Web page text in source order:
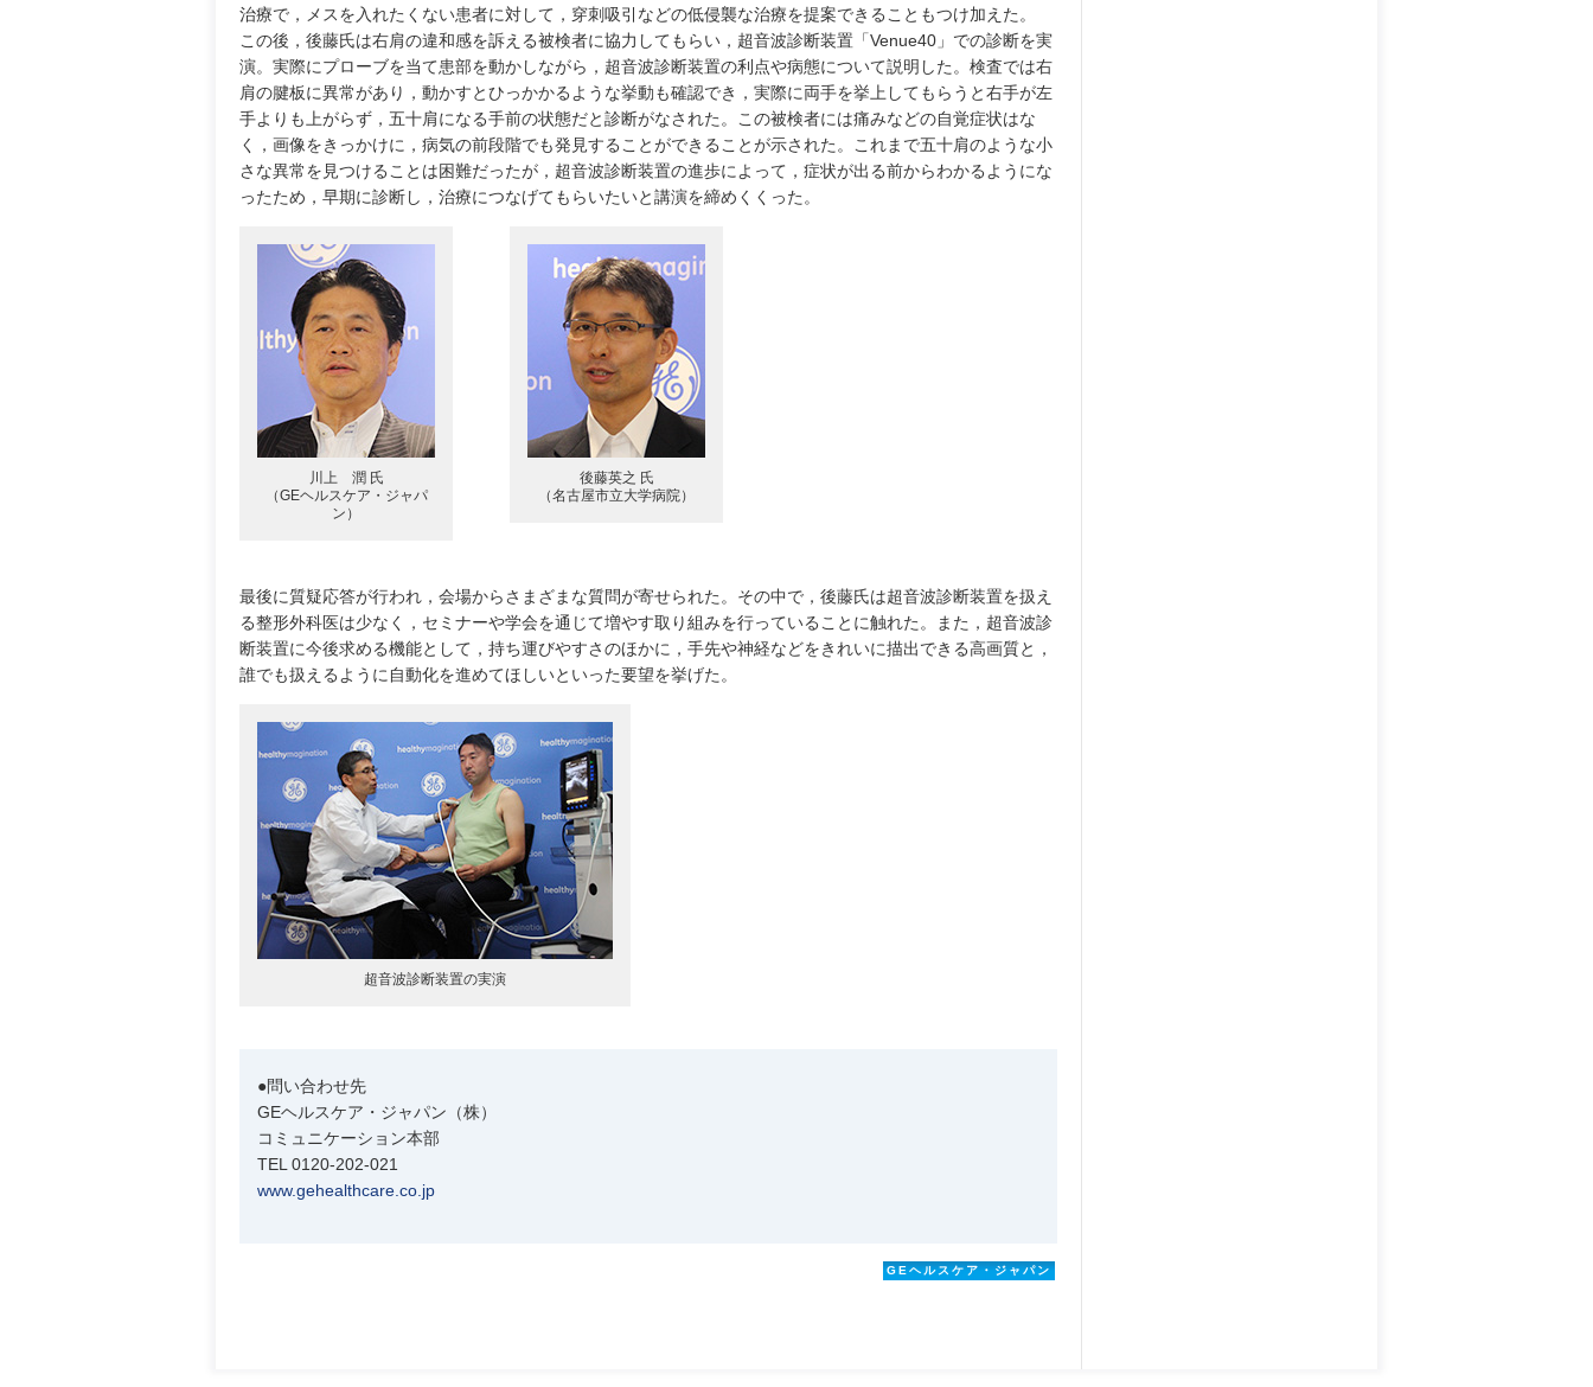
治療で，メスを入れたくない患者に対して，穿刺吸引などの低侵襲な治療を提案できることもつけ加えた。
この後，後藤氏は右肩の違和感を訴える被検者に協力してもらい，超音波診断装置「Venue40」での診断を実
演。実際にプローブを当て患部を動かしながら，超音波診断装置の利点や病態について説明した。検査では右
肩の腱板に異常があり，動かすとひっかかるような挙動も確認でき，実際に両手を挙上してもらうと右手が左
手よりも上がらず，五十肩になる手前の状態だと診断がなされた。この被検者には痛みなどの自覚症状はな
く，画像をきっかけに，病気の前段階でも発見することができることが示された。これまで五十肩のような小
さな異常を見つけることは困難だったが，超音波診断装置の進歩によって，症状が出る前からわかるようにな
ったため，早期に診断し，治療につなげてもらいたいと講演を締めくくった。
川上 潤 氏
（GEヘルスケア・ジャパ
ン）
後藤英之 氏
（名古屋市立大学病院）
最後に質疑応答が行われ，会場からさまざまな質問が寄せられた。その中で，後藤氏は超音波診断装置を扱え
る整形外科医は少なく，セミナーや学会を通じて増やす取り組みを行っていることに触れた。また，超音波診
断装置に今後求める機能として，持ち運びやすさのほかに，手先や神経などをきれいに描出できる高画質と，
誰でも扱えるように自動化を進めてほしいといった要望を挙げた。
超音波診断装置の実演
●問い合わせ先
GEヘルスケア・ジャパン（株）
コミュニケーション本部
TEL 0120-202-021
www.gehealthcare.co.jp
GEヘルスケア・ジャパン